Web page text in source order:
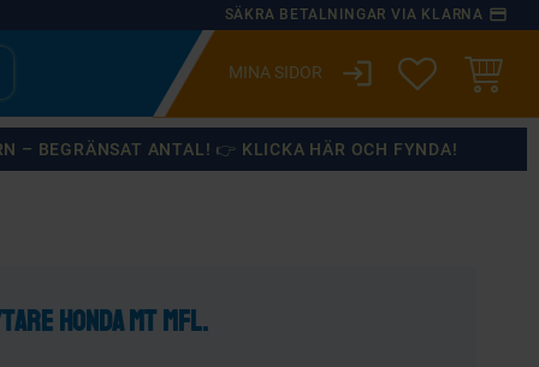
SÄKRA BETALNINGAR VIA KLARNA payment
login ÖNSKELISTA
– BEGRÄNSAT ANTAL! 👉 KLICKA HÄR OCH FYNDA!
Honda MT mfl.